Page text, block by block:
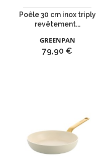
Poêle 30 cm inox triply
revêtement...
GREENPAN
Prix
79,90 €